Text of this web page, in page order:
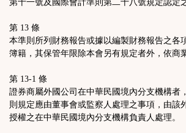
第十一號及國際會計準則第二十八號規定認定之
第 13 條
本準則所列財務報告或據以編製財務報告之各
簿籍，其保管年限除本會另有規定者外，依商
第 13-1 條
證券商屬外國公司在中華民國境內分支機構者
則規定應由董事會或監察人處理之事項，由該
授權之在中華民國境內分支機構負責人處理。